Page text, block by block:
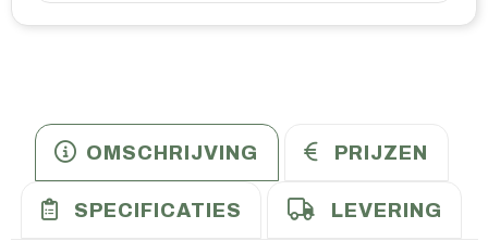
OMSCHRIJVING PRIJZEN
SPECIFICATIES LEVERING